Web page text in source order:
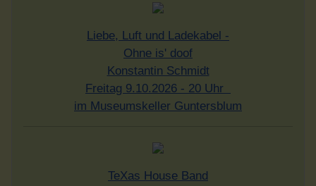
Liebe, Luft und Ladekabel -
Ohne is' doof
Konstantin Schmidt
Freitag 9.10.2026 - 20 Uhr
im Museumskeller Guntersblum
TeXas House Band